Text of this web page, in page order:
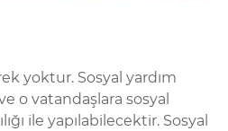
yoktur. Sosyal yardım
o vatandaşlara sosyal
ile yapılabilecektir. Sosyal